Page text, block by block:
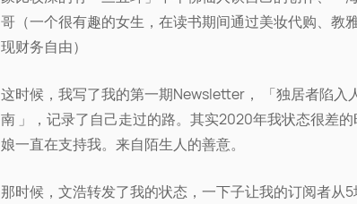
哥（一个很有趣的女生，在读书期间通过美妆代购、教
现财务自由）
这时候，我写了我的第一期Newsletter， 「独居者陷入
南 」，记录了自己走过的路。其实2020年我状态很差
娘一直在支持我。来自陌生人的善意。
那时候，文浩转发了我的状态，一下子让我的订阅者从